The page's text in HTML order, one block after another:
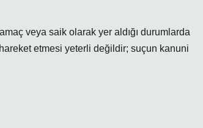
veya saik olarak yer aldığı durumlarda
etmesi yeterli değildir; suçun kanuni